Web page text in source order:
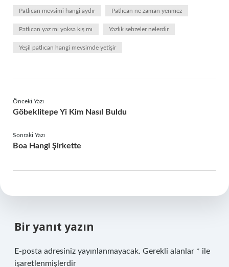
Patlıcan mevsimi hangi aydır Patlıcan ne zaman yenmez
Patlıcan yaz mı yoksa kış mı Yazlık sebzeler nelerdir
Yeşil patlıcan hangi mevsimde yetişir
Önceki Yazı
Göbeklitepe Yi Kim Nasıl Buldu
Sonraki Yazı
Boa Hangi Şirkette
Bir yanıt yazın
E-posta adresiniz yayınlanmayacak. Gerekli alanlar * ile
işaretlenmişlerdir